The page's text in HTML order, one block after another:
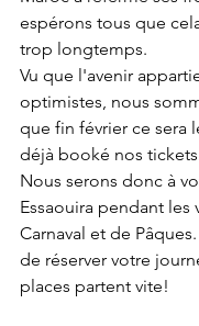
espérons tous que
trop longtemps.
Vu que l'avenir
optimistes, nous
que fin février ce sera
déjà booké nos
Nous serons donc à
Essaouira pendant les
Carnaval et de
de réserver votre
places partent vite!